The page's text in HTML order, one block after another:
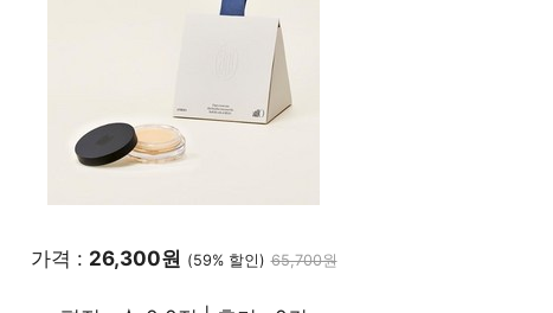
가격 : 26,300원 (59% 할인) 65,700원